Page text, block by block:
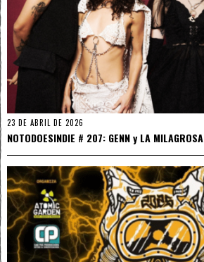
23 DE ABRIL DE 2026
NOTODOESINDIE # 207: GENN y LA MILAGROSA